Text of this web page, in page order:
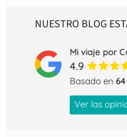
NUESTRO BLOG
Mi viaje por
4.9
Basado en 64
Ver las